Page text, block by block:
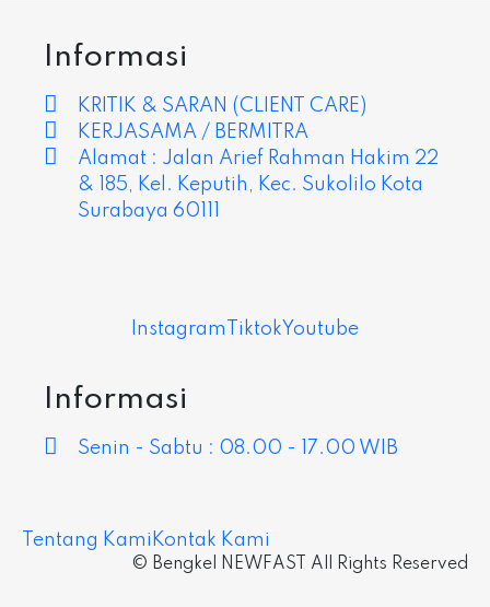
Informasi
KRITIK & SARAN (CLIENT CARE)
KERJASAMA / BERMITRA
Alamat : Jalan Arief Rahman Hakim 22
& 185, Kel. Keputih, Kec. Sukolilo Kota
Surabaya 60111
Instagram TiktokYoutube
Informasi
Senin - Sabtu : 08.00 - 17.00 WIB
Tentang Kami Kontak Kami
© Bengkel NEWFAST All Rights Reserved